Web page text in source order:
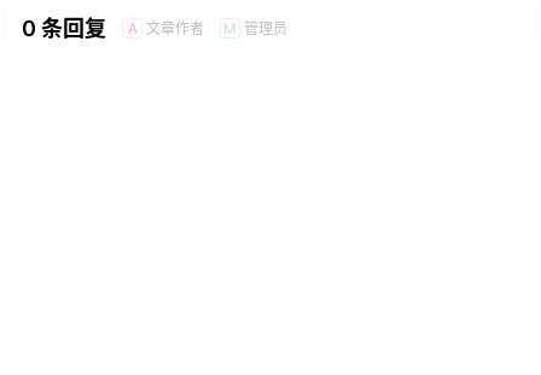
0 条回复 A 文章作者 M 管理员